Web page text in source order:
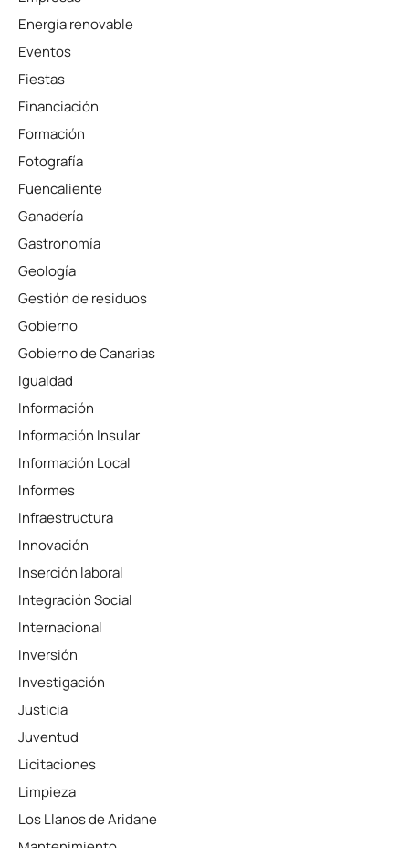
Energía renovable
Eventos
Fiestas
Financiación
Formación
Fotografía
Fuencaliente
Ganadería
Gastronomía
Geología
Gestión de residuos
Gobierno
Gobierno de Canarias
Igualdad
Información
Información Insular
Información Local
Informes
Infraestructura
Innovación
Inserción laboral
Integración Social
Internacional
Inversión
Investigación
Justicia
Juventud
Licitaciones
Limpieza
Los Llanos de Aridane